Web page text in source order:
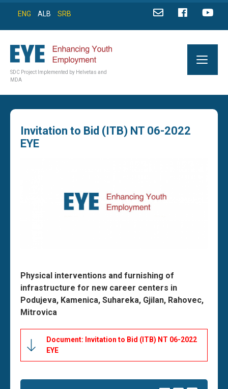
ENG ALB SRB
SDC Project Implemented by Helvetas and
MDA
Invitation to Bid (ITB) NT 06-2022
EYE
Physical interventions and furnishing of
infrastructure for new career centers in
Podujeva, Kamenica, Suhareka, Gjilan, Rahovec,
Mitrovica
Document: Invitation to Bid (ITB) NT 06-2022
EYE